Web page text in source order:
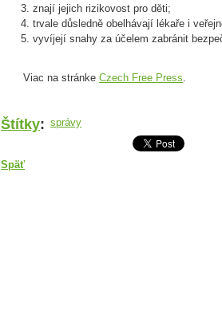
znají jejich rizikovost pro děti;
trvale důsledně obelhávají lékaře i
vyvíjejí snahy za účelem zabránit
Viac na stránke Czech Free Press.
Štítky: správy
Späť